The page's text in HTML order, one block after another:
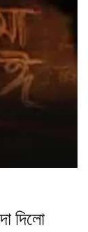
দিলো